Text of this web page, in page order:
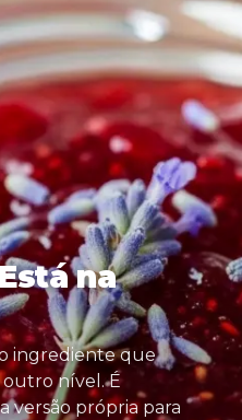
na
ingrediente que
outro nível. É
versão própria para